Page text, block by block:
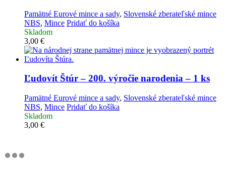
Pamätné Eurové mince a sady, Slovenské zberateľské mince
NBS, Mince Pridať do košíka
Skladom
3,00 €
Ľudovít Štúr – 200. výročie narodenia – 1 ks
Pamätné Eurové mince a sady, Slovenské zberateľské mince
NBS, Mince Pridať do košíka
Skladom
3,00 €